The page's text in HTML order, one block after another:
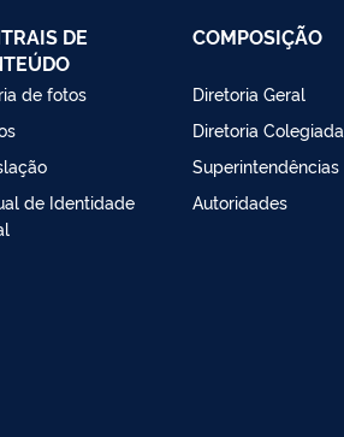
DE
de fotos
de Identidade
COMPOSIÇÃO
Diretoria Geral
Diretoria Colegiada
Superintendências
Autoridades